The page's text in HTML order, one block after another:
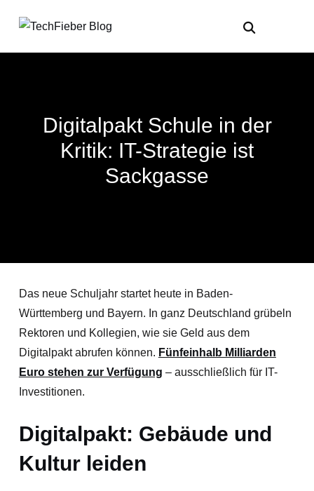
Digitalpakt Schule in der
Kritik: IT-Strategie ist
Sackgasse
Das neue Schuljahr startet heute in Baden-
Württemberg und Bayern. In ganz Deutschland grübeln
Rektoren und Kollegien, wie sie Geld aus dem
Digitalpakt abrufen können. Fünfeinhalb Milliarden
Euro stehen zur Verfügung – ausschließlich für IT-
Investitionen.
Digitalpakt: Gebäude und
Kultur leiden